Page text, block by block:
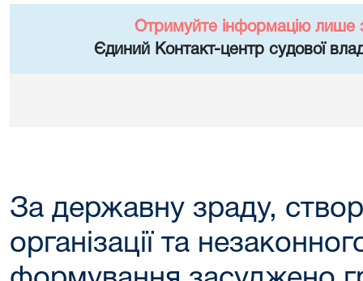
Отримуйте інформацію лише
Єдиний Контакт-центр судової
За державну зраду,
організації та